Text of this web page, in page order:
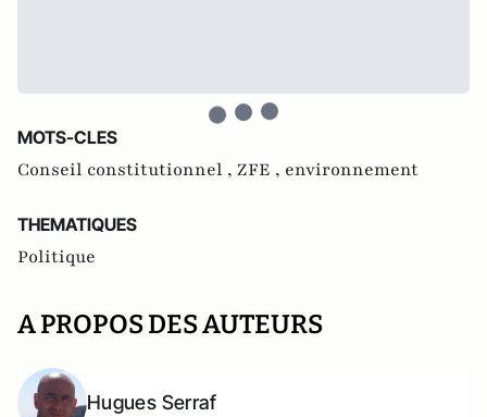
MOTS-CLES
Conseil constitutionnel , ZFE , environnement
THEMATIQUES
Politique
A PROPOS DES AUTEURS
Hugues Serraf